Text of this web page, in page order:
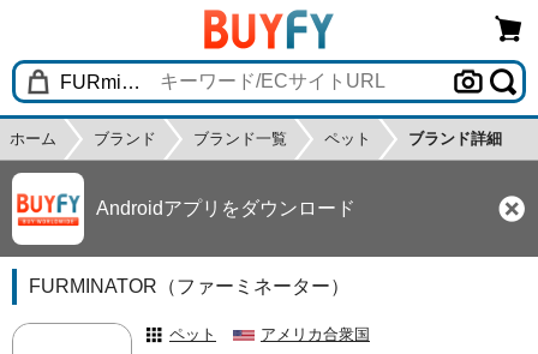
ホーム ブランド ブランド一覧 ペット ブランド詳細
Androidアプリをダウンロード
FURMINATOR（ファーミネーター）
ペット アメリカ合衆国